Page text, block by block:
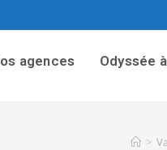
agences Odyssée
>